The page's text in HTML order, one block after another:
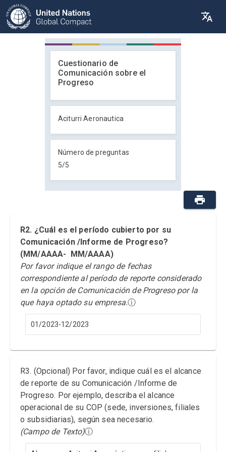
Cuestionario de
Comunicación sobre el
Progreso
Aciturri Aeronautica
Número de preguntas
5/5
R2. ¿Cuál es el período cubierto por su
Comunicación /Informe de Progreso?
(MM/AAAA- MM/AAAA)
Por favor indique el rango de fechas
correspondiente al período de reporte considerado
en la opción de Comunicación de Progreso por la
que haya optado su empresa.ⓘ
01/2023-12/2023
R3. (Opcional) Por favor, indique cuál es el alcance
de reporte de su Comunicación /Informe de
Progreso. Por ejemplo, describa el alcance
operacional de su COP (sede, inversiones, filiales
o subsidiarias), según sea necesario.
(Campo de Texto)ⓘ